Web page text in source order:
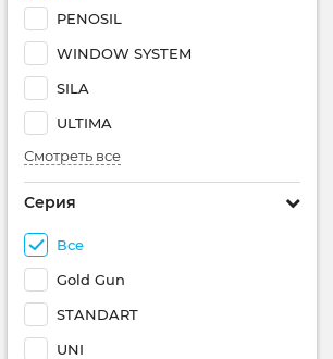
PENOSIL
WINDOW SYSTEM
SILA
ULTIMA
Смотреть все
Серия
Все
Gold Gun
STANDART
UNI